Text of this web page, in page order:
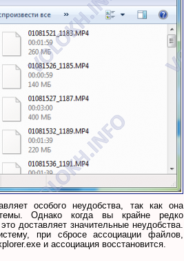
особого неудобства, так как она
Однако когда вы крайне редко
доставляет значительные неудобства.
при сбросе ассоциации файлов,
и ассоциация восстановится.